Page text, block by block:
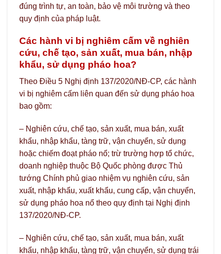
đúng trình tự, an toàn, bảo vệ môi trường và theo
quy định của pháp luật.
Các hành vi bị nghiêm cấm về nghiên
cứu, chế tạo, sản xuất, mua bán, nhập
khẩu, sử dụng pháo hoa?
Theo Điều 5 Nghị định 137/2020/NĐ-CP, các hành
vi bị nghiêm cấm liên quan đến sử dụng pháo hoa
bao gồm:
– Nghiên cứu, chế tạo, sản xuất, mua bán, xuất
khẩu, nhập khẩu, tàng trữ, vận chuyển, sử dụng
hoặc chiếm đoạt pháo nổ; trừ trường hợp tổ chức,
doanh nghiệp thuộc Bộ Quốc phòng được Thủ
tướng Chính phủ giao nhiệm vụ nghiên cứu, sản
xuất, nhập khẩu, xuất khẩu, cung cấp, vận chuyển,
sử dụng pháo hoa nổ theo quy định tại Nghị định
137/2020/NĐ-CP.
– Nghiên cứu, chế tạo, sản xuất, mua bán, xuất
khẩu, nhập khẩu, tàng trữ, vận chuyển, sử dụng trái